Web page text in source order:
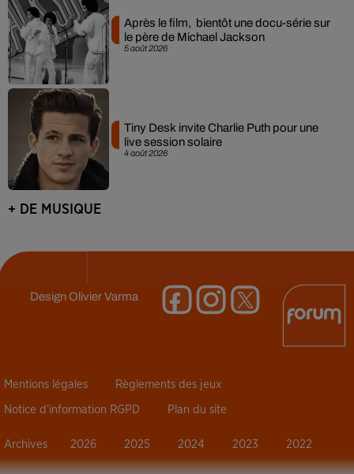
5 août 2026
Après le film, bientôt une docu-série sur
le père de Michael Jackson
4 août 2026
Tiny Desk invite Charlie Puth pour une
live session solaire
+ DE MUSIQUE
DesignOlivier Varma
Mentions légales Règlements des jeux
Notice d’information RGPD Plan du site
Archives 2026 2025 2024 2023 2022